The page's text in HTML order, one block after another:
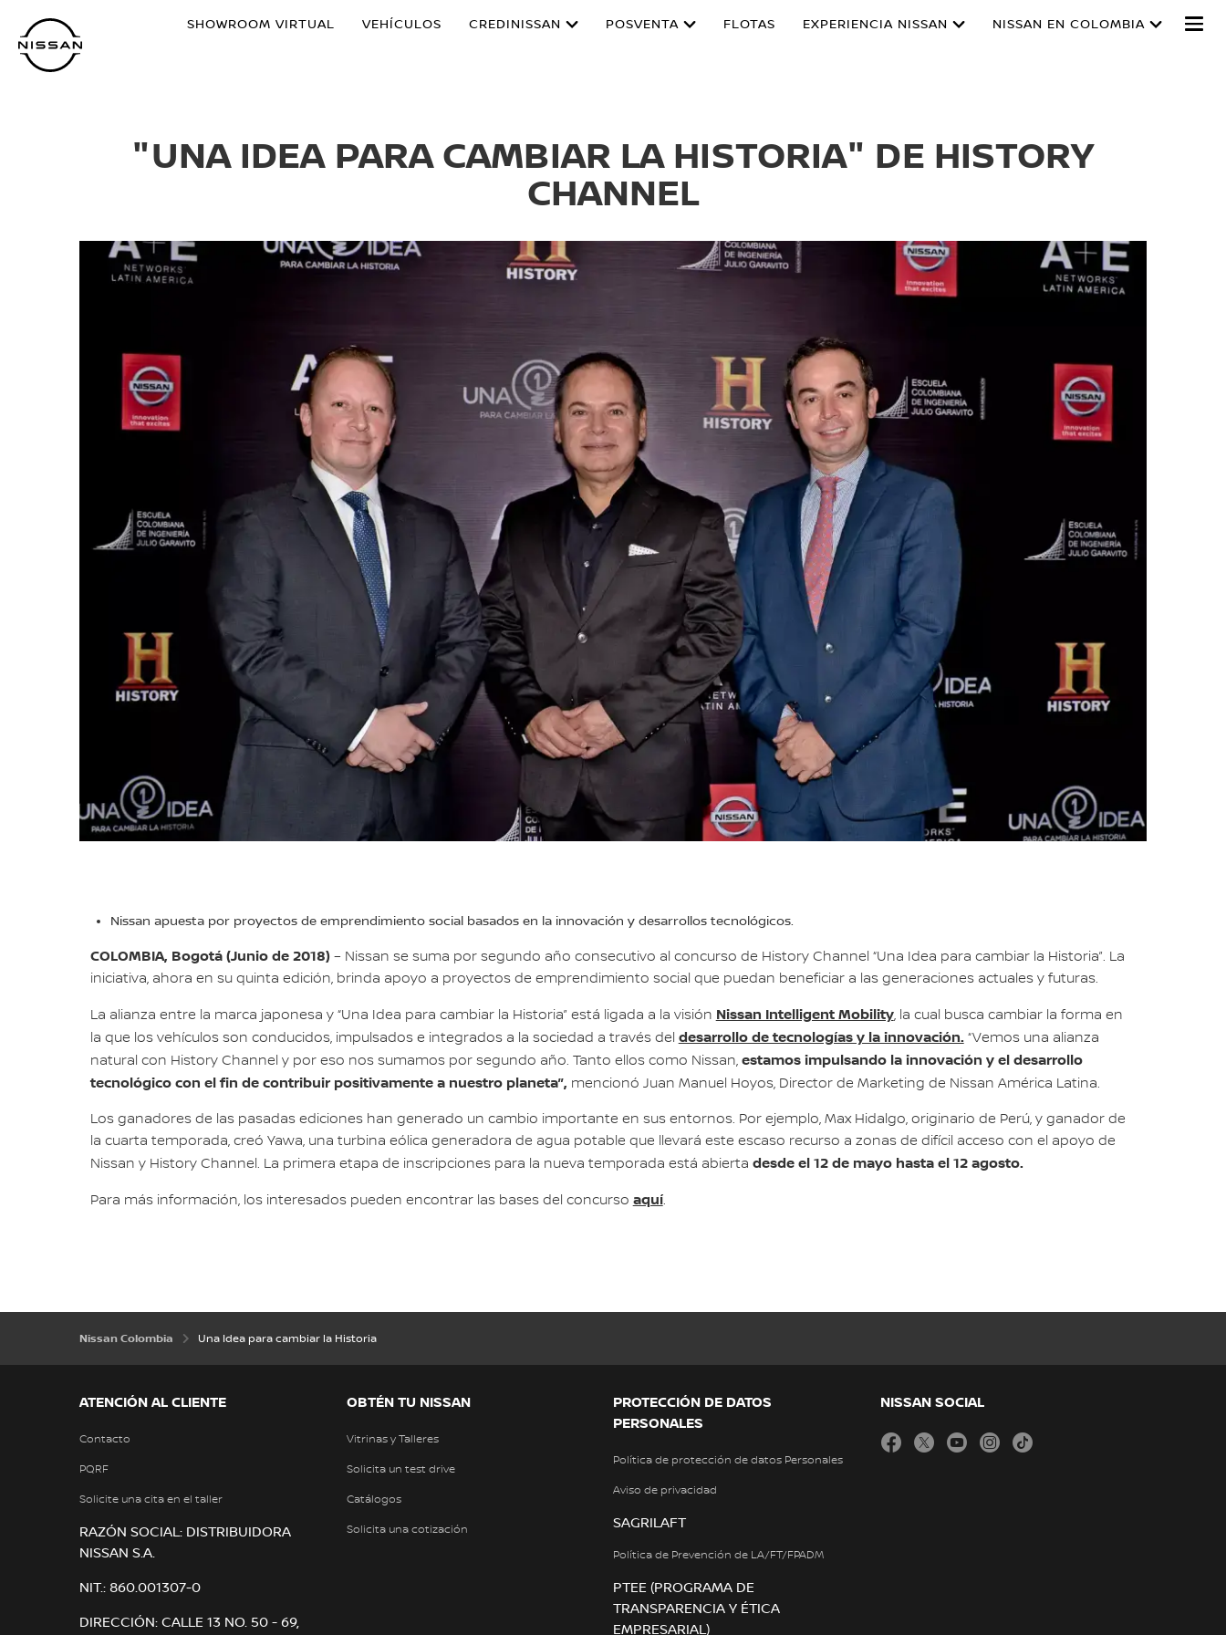
contenido
principal
SHOWROOM VIRTUAL VEHÍCULOS CREDINISSAN POSVENTA FLOTAS EXPERIENCIA NISSAN NISSAN EN COLOMBIA
"UNA IDEA PARA CAMBIAR LA HISTORIA" DE HISTORY
CHANNEL
Nissan apuesta por proyectos de emprendimiento social basados en la innovación y desarrollos tecnológicos.
COLOMBIA, Bogotá (Junio de 2018)– Nissan se suma por segundo año consecutivo al concurso de History Channel “Una Idea para cambiar la Historia”. La
iniciativa, ahora en su quinta edición, brinda apoyo a proyectos de emprendimiento social que puedan beneficiar a las generaciones actuales y futuras.
La alianza entre la marca japonesa y “Una Idea para cambiar la Historia” está ligada a la visión Nissan Intelligent Mobility, la cual busca cambiar la forma en
la que los vehículos son conducidos, impulsados e integrados a la sociedad a través del desarrollo de tecnologías y la innovación. “Vemos una alianza
natural con History Channel y por eso nos sumamos por segundo año. Tanto ellos como Nissan, estamos impulsando la innovación y el desarrollo
tecnológico con el fin de contribuir positivamente a nuestro planeta”, mencionó Juan Manuel Hoyos, Director de Marketing de Nissan América Latina.
Los ganadores de las pasadas ediciones han generado un cambio importante en sus entornos. Por ejemplo, Max Hidalgo, originario de Perú, y ganador de
la cuarta temporada, creó Yawa, una turbina eólica generadora de agua potable que llevará este escaso recurso a zonas de difícil acceso con el apoyo de
Nissan y History Channel. La primera etapa de inscripciones para la nueva temporada está abierta desde el 12 de mayo hasta el 12 agosto.
Para más información, los interesados pueden encontrar las bases del concurso aquí.
Nissan Colombia Una Idea para cambiar la Historia
ATENCIÓN AL CLIENTE
Contacto
PQRF
Solicite una cita en el taller
RAZÓN SOCIAL: DISTRIBUIDORA
NISSAN S.A.
NIT.: 860.001307-0
DIRECCIÓN: CALLE 13 NO. 50 - 69,
OBTÉN TU NISSAN
Vitrinas y Talleres
Solicita un test drive
Catálogos
Solicita una cotización
PROTECCIÓN DE DATOS
PERSONALES
Política de protección de datos Personales
Aviso de privacidad
SAGRILAFT
Política de Prevención de LA/FT/FPADM
PTEE (PROGRAMA DE
TRANSPARENCIA Y ÉTICA
EMPRESARIAL)
NISSAN SOCIAL
facebooktwitteryoutubeinstagram
tiktok